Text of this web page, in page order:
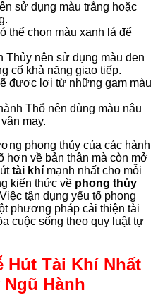
sử dụng màu trắng hoặc
thể chọn màu xanh lá để
nên sử dụng màu đen
cố khả năng giao tiếp.
được lợi từ những gam màu
Thổ nên dùng màu nâu
may.
phong thủy của các hành
hơn về bản thân mà còn mở
tài khí mạnh nhất cho mỗi
kiến thức về phong thủy
tận dụng yếu tố phong
phương pháp cải thiện tài
cuộc sống theo quy luật tự
Hút Tài Khí Nhất
Hành